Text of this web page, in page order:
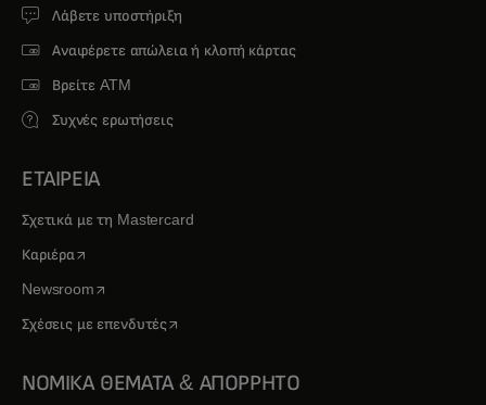
Λάβετε υποστήριξη
Αναφέρετε απώλεια ή κλοπή κάρτας
Βρείτε ATM
Συχνές ερωτήσεις
ΕΤΑΙΡΕΙΑ
Σχετικά με τη Mastercard
Καριέραopens in a new tab
Newsroomopens in a new tab
Σχέσεις με επενδυτέςopens in a new tab
ΝΟΜΙΚΑ ΘΕΜΑΤΑ & ΑΠΟΡΡΗΤΟ